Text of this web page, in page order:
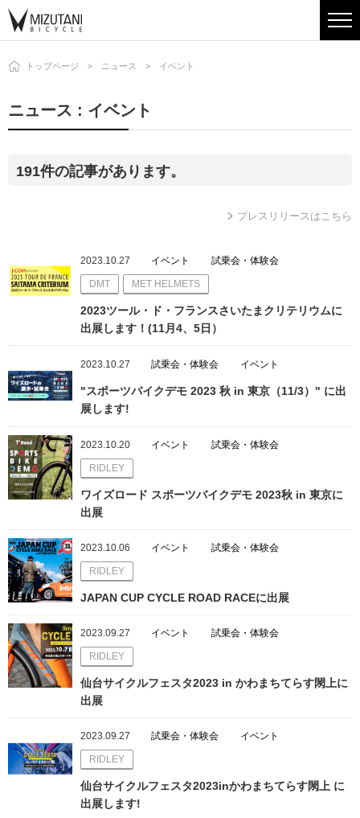
トップページ ニュース イベント
ニュース : イベント
191件の記事があります。
プレスリリースはこちら
2023.10.27 イベント 試乗会・体験会
DMT MET HELMETS
2023ツール・ド・フランスさいたまクリテリウムに
出展します！(11月4、5日）
2023.10.27 試乗会・体験会 イベント
"スポーツバイクデモ 2023 秋 in 東京（11/3）" に出
展します!
2023.10.20 イベント 試乗会・体験会
RIDLEY
ワイズロード スポーツバイクデモ 2023秋 in 東京に
出展
2023.10.06 イベント 試乗会・体験会
RIDLEY
JAPAN CUP CYCLE ROAD RACEに出展
2023.09.27 イベント 試乗会・体験会
RIDLEY
仙台サイクルフェスタ2023 in かわまちてらす閖上に
出展
2023.09.27 試乗会・体験会 イベント
RIDLEY
仙台サイクルフェスタ2023inかわまちてらす閖上 に
出展します!